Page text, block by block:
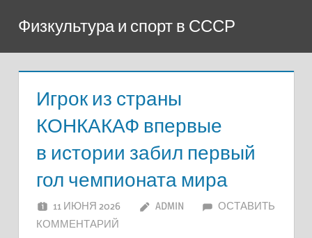
содержимому
Физкультура и спорт в СССР
Игрок из страны
КОНКАКАФ впервые
в истории забил первый
гол чемпионата мира
11 ИЮНЯ 2026 ADMIN
ОСТАВИТЬ
КОММЕНТАРИЙ